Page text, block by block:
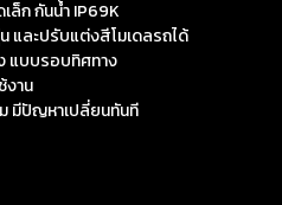
ล็ก กันน้ำ IP69K
และปรับแต่งสีโมเดลรถได้
แบบรอบทิศทาง
งาน
มีปัญหาเปลี่ยนทันที